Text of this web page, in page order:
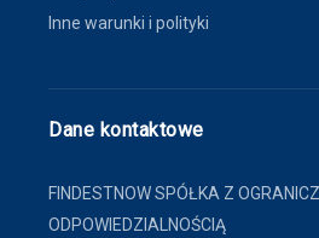
Inne warunki i polityki
Dane kontaktowe
FINDESTNOW SPÓŁKA Z
ODPOWIEDZIALNOŚCIĄ